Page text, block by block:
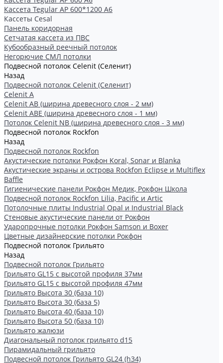
Кассета Tegular AP 600*1200 А6
Кассеты Cesal
Панель коридорная
Сетчатая кассета из ПВС
Кубообразный реечный потолок
Негорючие СМЛ потолки
Подвесной потолок Celenit (Селенит)
Назад
Подвесной потолок Celenit (Селенит)
Celenit A
Celenit AB (ширина древесного слоя - 2 мм)
Celenit ABE (ширина древесного слоя - 1 мм)
Потолок Celenit NB (ширина древесного слоя - 3 мм)
Подвесной потолок Rockfon
Назад
Подвесной потолок Rockfon
Акустические потолки Рокфон Koral, Sonar и Blanka
Акустические экраны и острова Rockfon Eclipse и Multiflex
Baffle
Гигиенические панели Рокфон Медик, Рокфон Школа
Подвесной потолок Rockfon Lilia, Pacific и Artic
Потолочные плиты Industrial Opal и Industrial Black
Стеновые акустические панели от Рокфон
Ударопрочные потолки Рокфон Samson и Boxer
Цветные дизайнерские потолки Рокфон
Подвесной потолок Грильято
Назад
Подвесной потолок Грильято
Грильято GL15 с высотой профиля 37мм
Грильято GL15 с высотой профиля 47мм
Грильято Высота 30 (база 10)
Грильято Высота 30 (база 5)
Грильято Высота 40 (база 10)
Грильято Высота 50 (база 10)
Грильято жалюзи
Диагональный потолок грильято d15
Пирамидальный грильято
Подвесной потолок Грильято GL24 (h34)